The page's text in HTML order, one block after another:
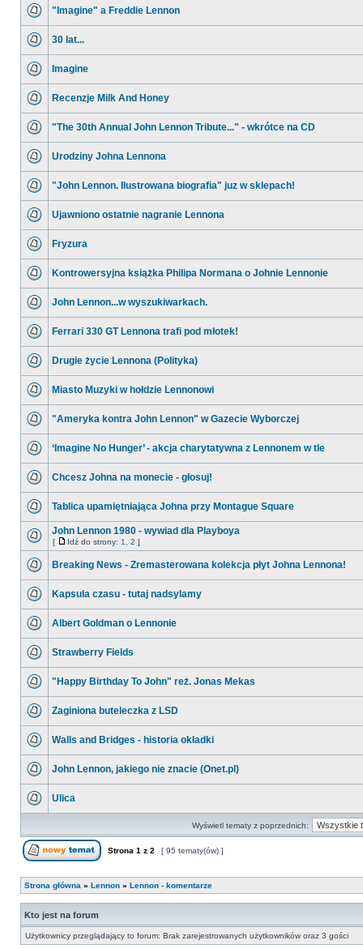
"Imagine" a Freddie Lennon
30 lat...
Imagine
Recenzje Milk And Honey
"The 30th Annual John Lennon Tribute..." - wkrótce na CD
Urodziny Johna Lennona
"John Lennon. Ilustrowana biografia" juz w sklepach!
Ujawniono ostatnie nagranie Lennona
Fryzura
Kontrowersyjna książka Philipa Normana o Johnie Lennonie
John Lennon...w wyszukiwarkach.
Ferrari 330 GT Lennona trafi pod młotek!
Drugie życie Lennona (Polityka)
Miasto Muzyki w hołdzie Lennonowi
"Ameryka kontra John Lennon" w Gazecie Wyborczej
‘Imagine No Hunger’ - akcja charytatywna z Lennonem w tle
Chcesz Johna na monecie - głosuj!
Tablica upamiętniająca Johna przy Montague Square
John Lennon 1980 - wywiad dla Playboya
[ Idź do strony: 1 2 ]
Breaking News - Zremasterowana kolekcja płyt Johna Lennona!
Kapsula czasu - tutaj nadsylamy
Albert Goldman o Lennonie
Strawberry Fields
"Happy Birthday To John" reż. Jonas Mekas
Zaginiona buteleczka z LSD
Walls and Bridges - historia okładki
John Lennon, jakiego nie znacie (Onet.pl)
Ulica
Wyświetl tematy z poprzednich:
Strona 1 z 2 [ 95 tematy(ów) ]
Strona główna » Lennon » Lennon - komentarze
Kto jest na forum
Użytkownicy przeglądający to forum: Brak zarejestrowanych użytkowników oraz 3 gości